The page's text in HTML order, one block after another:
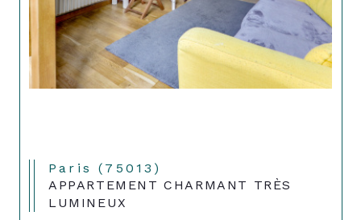
Paris (75013)
APPARTEMENT CHARMANT TRÈS
LUMINEUX